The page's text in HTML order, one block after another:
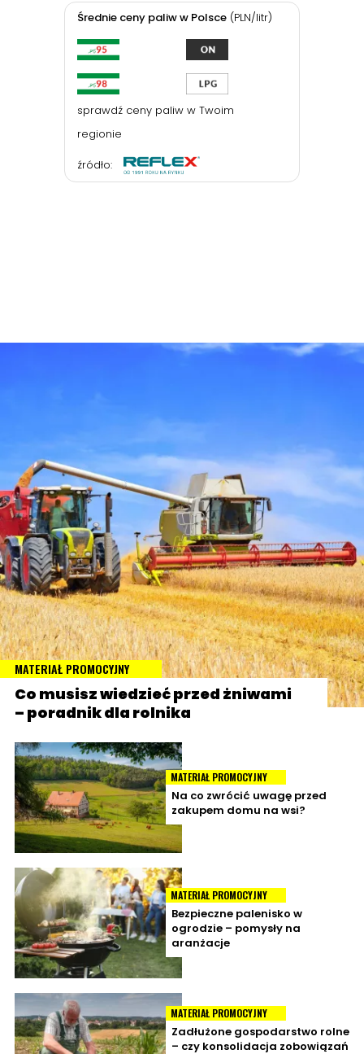
Średnie ceny paliw w Polsce (PLN/litr)
sprawdź ceny paliw w Twoim
regionie
źródło:
MATERIAŁ PROMOCYJNY
Co musisz wiedzieć przed żniwami
– poradnik dla rolnika
MATERIAŁ PROMOCYJNY
Na co zwrócić uwagę przed
zakupem domu na wsi?
MATERIAŁ PROMOCYJNY
Bezpieczne palenisko w
ogrodzie – pomysły na
aranżacje
MATERIAŁ PROMOCYJNY
Zadłużone gospodarstwo rolne
– czy konsolidacja zobowiązań